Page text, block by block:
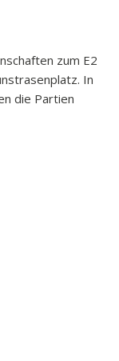
zum E2
In
die Partien